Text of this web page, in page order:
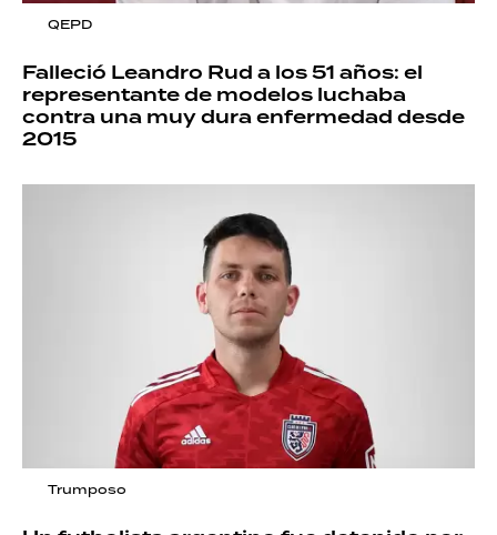
QEPD
Falleció Leandro Rud a los 51 años: el
representante de modelos luchaba
contra una muy dura enfermedad desde
2015
Trumposo